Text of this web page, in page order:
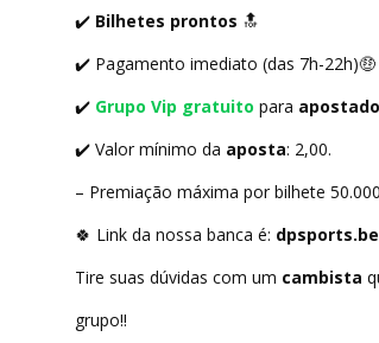
✔️ Bilhetes prontos 🔝
✔️ Pagamento imediato (das 7h-22h)🤑
✔️ Grupo Vip gratuito para
✔️ Valor mínimo da aposta: 2,00.
– Premiação máxima por bilhete
🍀 Link da nossa banca é:
Tire suas dúvidas com um cambista
grupo!!